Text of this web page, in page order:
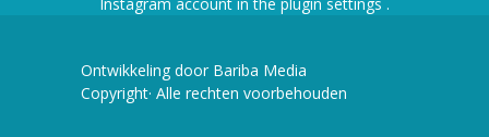
Ontwikkeling door Bariba Media
Copyright· Alle rechten voorbehouden